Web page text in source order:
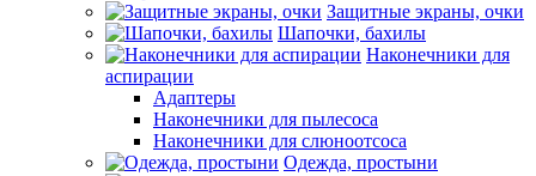
Защитные экраны, очки
Шапочки, бахилы
Наконечники для
аспирации
Адаптеры
Наконечники для пылесоса
Наконечники для слюноотсоса
Одежда, простыни